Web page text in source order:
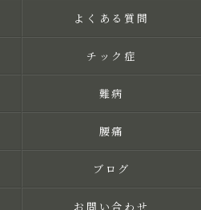
よくある質問
チック症
難病
腰痛
ブログ
お問い合わせ